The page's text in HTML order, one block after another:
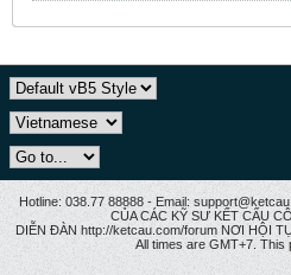
Hotline: 038.77 88888 - Email:
CỦA CÁC KỸ SƯ KẾT CẤU
DIỄN ĐÀN http://ketcau.com/forum NƠI HỘI
All times are GMT+7. This